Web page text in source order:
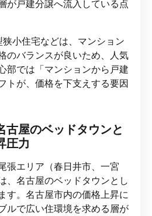
が戸建分譲へ流入している点
小住宅などは、マンション
のバランスが良いため、人気
部では「マンションから戸建
トが、価格を下支えする要因
古屋のベッドタウンと
圧力
張エリア（春日井市、一宮
、名古屋のベッドタウンとし
す。名古屋市内の価格上昇に
ルで広い住環境を求める層が